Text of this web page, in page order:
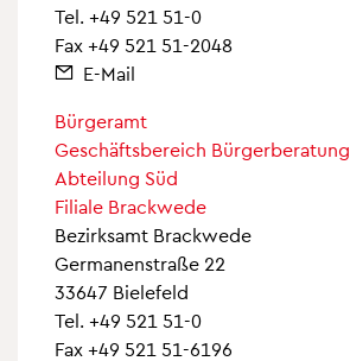
Tel. +49 521 51-0
Fax +49 521 51-2048
E-Mail
Bürgeramt
Geschäftsbereich Bürgerberatung
Abteilung Süd
Filiale Brackwede
Bezirksamt Brackwede
Germanenstraße 22
33647 Bielefeld
Tel. +49 521 51-0
Fax +49 521 51-6196